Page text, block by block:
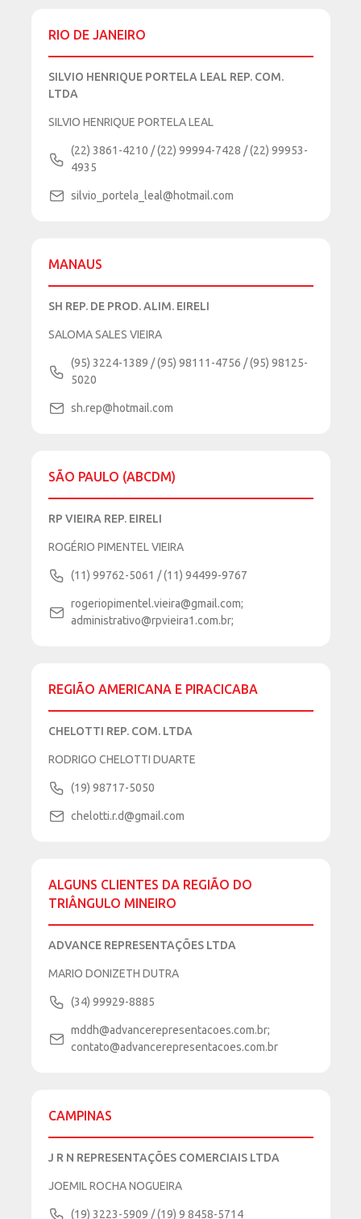
RIO DE JANEIRO
SILVIO HENRIQUE PORTELA LEAL REP. COM.
LTDA
SILVIO HENRIQUE PORTELA LEAL
(22) 3861-4210 / (22) 99994-7428 / (22) 99953-
4935
silvio_portela_leal@hotmail.com
MANAUS
SH REP. DE PROD. ALIM. EIRELI
SALOMA SALES VIEIRA
(95) 3224-1389 / (95) 98111-4756 / (95) 98125-
5020
sh.rep@hotmail.com
SÃO PAULO (ABCDM)
RP VIEIRA REP. EIRELI
ROGÉRIO PIMENTEL VIEIRA
(11) 99762-5061 / (11) 94499-9767
rogeriopimentel.vieira@gmail.com;
administrativo@rpvieira1.com.br;
REGIÃO AMERICANA E PIRACICABA
CHELOTTI REP. COM. LTDA
RODRIGO CHELOTTI DUARTE
(19) 98717-5050
chelotti.r.d@gmail.com
ALGUNS CLIENTES DA REGIÃO DO
TRIÂNGULO MINEIRO
ADVANCE REPRESENTAÇÕES LTDA
MARIO DONIZETH DUTRA
(34) 99929-8885
mddh@advancerepresentacoes.com.br;
contato@advancerepresentacoes.com.br
CAMPINAS
J R N REPRESENTAÇÕES COMERCIAIS LTDA
JOEMIL ROCHA NOGUEIRA
(19) 3223-5909 / (19) 9 8458-5714